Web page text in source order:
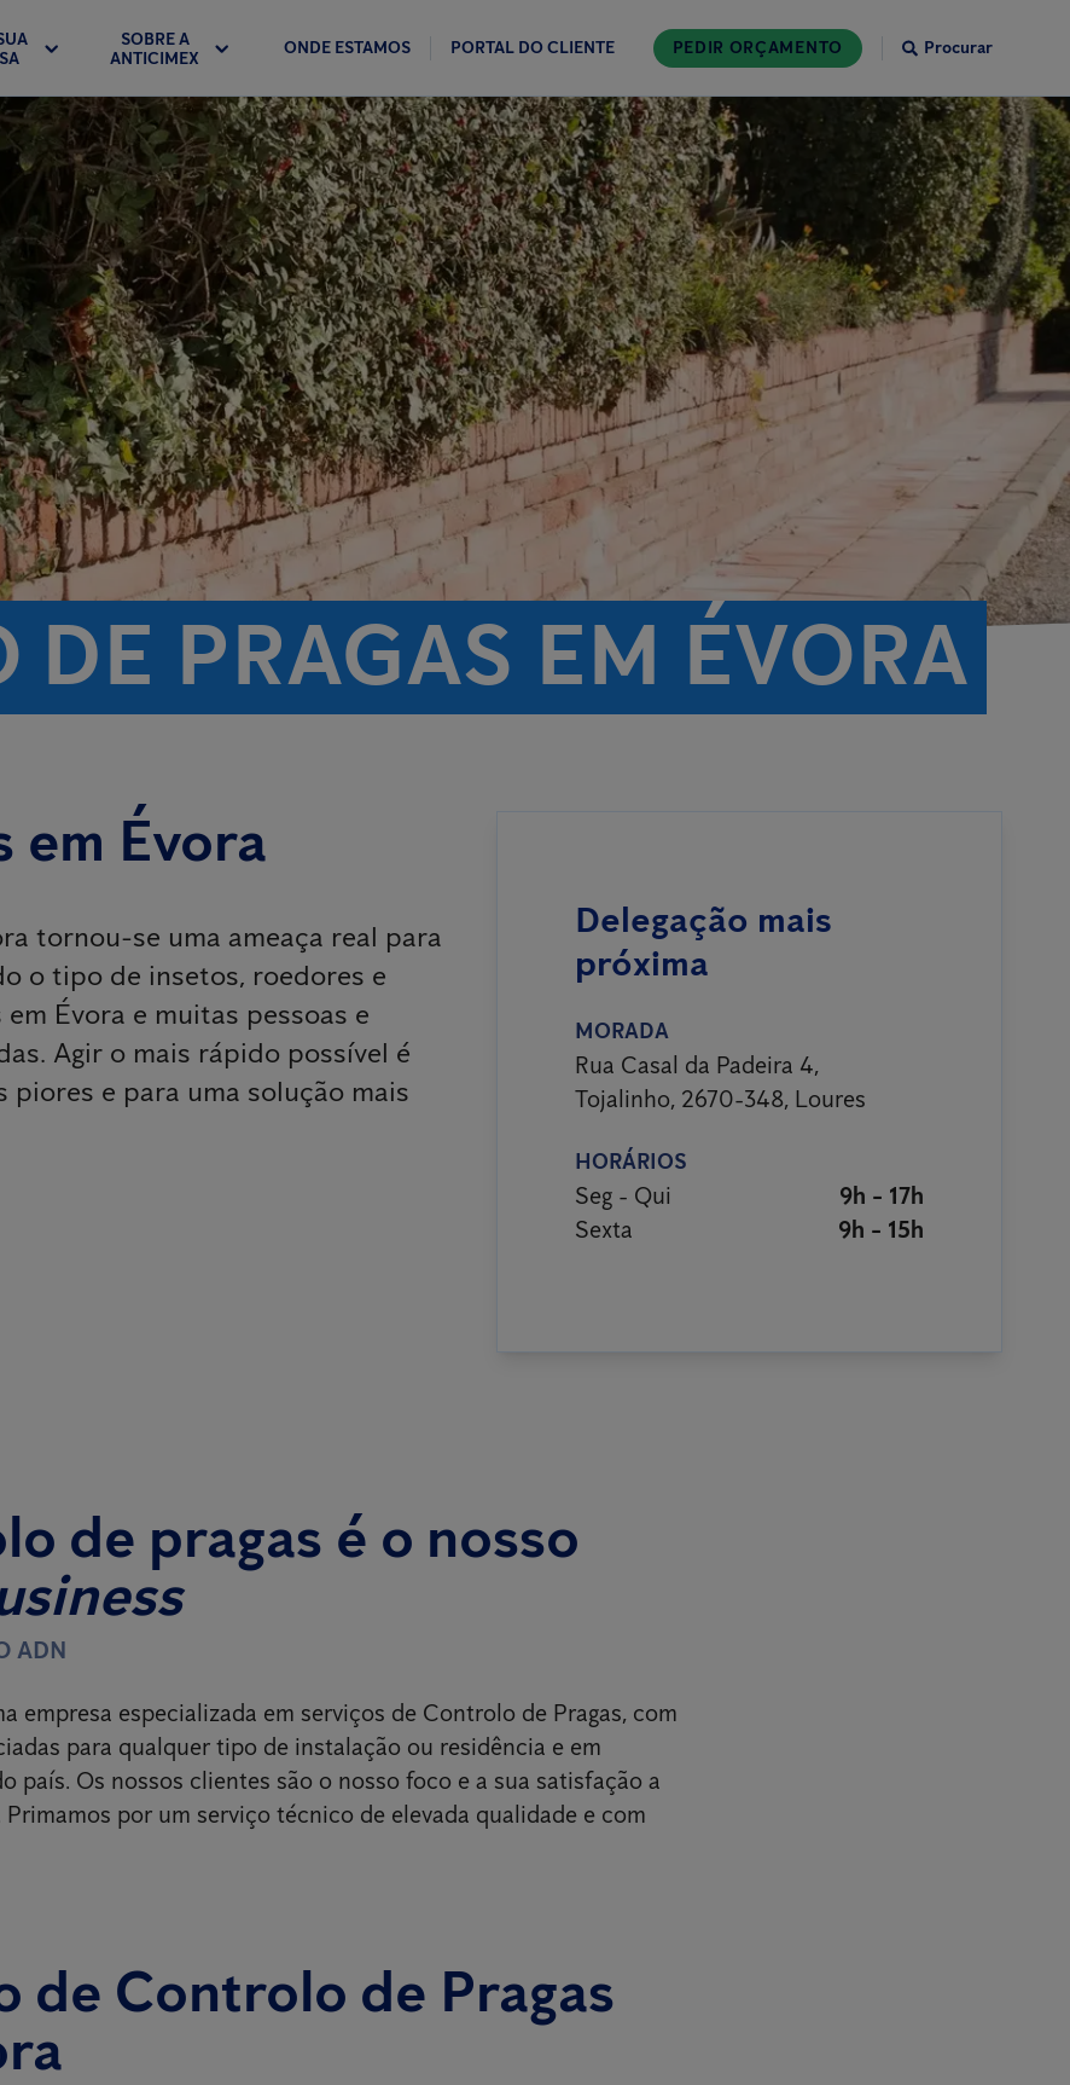
SOBRE A
ANTICIMEX
ONDE ESTAMOS PORTAL DO CLIENTE PEDIR ORÇAMENTO Procurar
DE PRAGAS EM ÉVORA
em Évora
tornou-se uma ameaça real para
o tipo de insetos, roedores e
Évora e muitas pessoas e
Agir o mais rápido possível é
e para uma solução mais
Delegação mais
próxima
MORADA
Rua Casal da Padeira 4,
Tojalinho, 2670-348, Loures
HORÁRIOS
Seg - Qui
9h - 17h
Sexta
9h - 15h
de pragas é o nosso
ADN
empresa especializada em serviços de Controlo de Pragas, com
para qualquer tipo de instalação ou residência e em
país. Os nossos clientes são o nosso foco e a sua satisfação a
por um serviço técnico de elevada qualidade e com
de Controlo de Pragas